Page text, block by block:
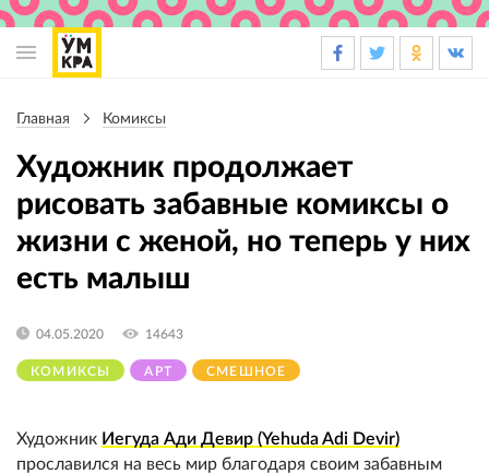
навигации
Главная Комиксы
Художник продолжает
рисовать забавные комиксы о
жизни с женой, но теперь у них
есть малыш
КОМИКСЫ АРТ СМЕШНОЕ
04.05.2020 14643
Художник Иегуда Ади Девир (Yehuda Adi Devir)
прославился на весь мир благодаря своим забавным